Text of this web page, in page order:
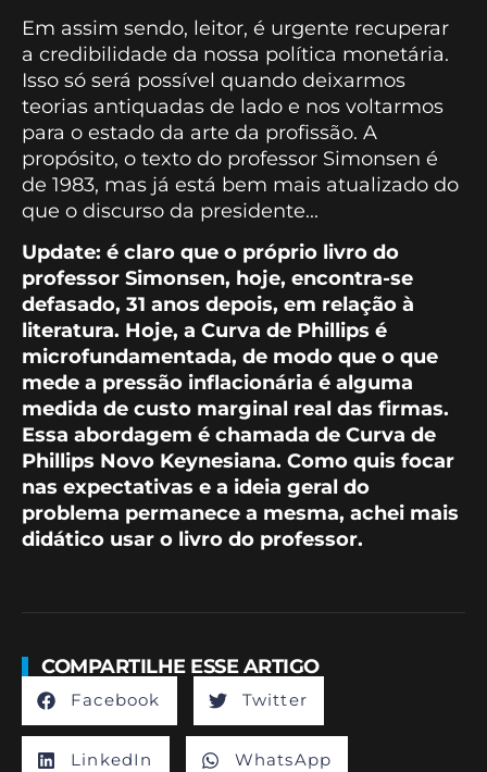
Em assim sendo, leitor, é urgente recuperar
a credibilidade da nossa política monetária.
Isso só será possível quando deixarmos
teorias antiquadas de lado e nos voltarmos
para o estado da arte da profissão. A
propósito, o texto do professor Simonsen é
de 1983, mas já está bem mais atualizado do
que o discurso da presidente...
Update: é claro que o próprio livro do
professor Simonsen, hoje, encontra-se
defasado, 31 anos depois, em relação à
literatura. Hoje, a Curva de Phillips é
microfundamentada, de modo que o que
mede a pressão inflacionária é alguma
medida de custo marginal real das firmas.
Essa abordagem é chamada de Curva de
Phillips Novo Keynesiana. Como quis focar
nas expectativas e a ideia geral do
problema permanece a mesma, achei mais
didático usar o livro do professor.
COMPARTILHE ESSE ARTIGO
Facebook Twitter
LinkedIn WhatsApp